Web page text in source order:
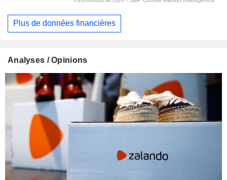
Plus de données financières
Analyses / Opinions